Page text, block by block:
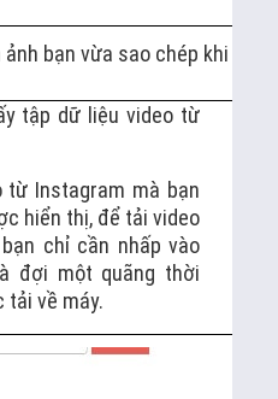
bạn vừa sao chép khi nảy
tập dữ liệu video từ
từ Instagram mà bạn
hiển thị, để tải video
chỉ cần nhấp vào
đợi một quãng thời
tải về máy.